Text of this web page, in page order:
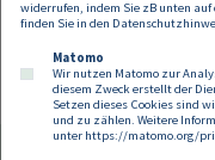
widerrufen, indem Sie zB unten
finden Sie in den
Matomo
Wir nutzen Matomo zur
diesem Zweck erstellt der
Setzen dieses Cookies sind
und zu zählen. Weitere
unter https://matomo.org/